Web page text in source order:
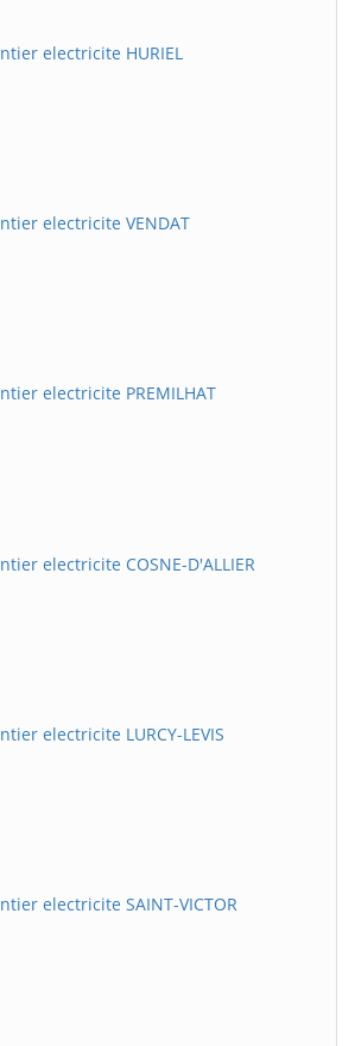
electricite HURIEL
electricite VENDAT
electricite PREMILHAT
electricite COSNE-D'ALLIER
electricite LURCY-LEVIS
electricite SAINT-VICTOR